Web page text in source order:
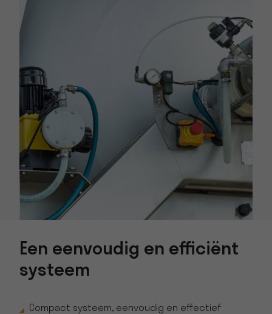
Een eenvoudig en efficiënt
systeem
Compact systeem, eenvoudig en effectief